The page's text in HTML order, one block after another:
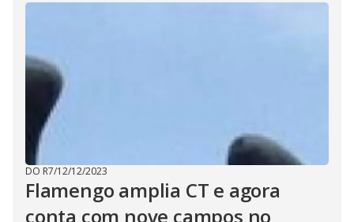
DO R7/12/12/2023
Flamengo amplia CT e agora
conta com nove campos no